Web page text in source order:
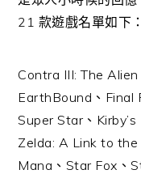
21 款遊戲名單如下：
Contra III: The
EarthBound、Final
Super Star、
Zelda: A Link to
Mana、Star Fox、